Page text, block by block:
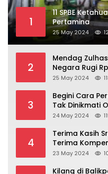
1
11 SPBE
Pertamina
25 May 2024
2
Mendag Zulhas
Negara Rugi
25 May 2024
3
Begini Cara
Tak Dinikmati
24 May 2024
4
Terima Kasih
Terima
23 May 2024
Kilang di